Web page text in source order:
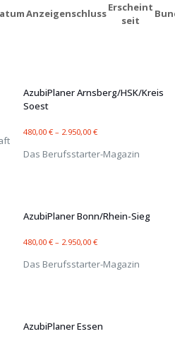
AnzeigenschlussErscheint
seit
AzubiPlaner Arnsberg/HSK/Kreis
Soest
480,00 €– 2.950,00 €
Das Berufsstarter-Magazin
AzubiPlaner Bonn/Rhein-Sieg
480,00 €– 2.950,00 €
Das Berufsstarter-Magazin
AzubiPlaner Essen